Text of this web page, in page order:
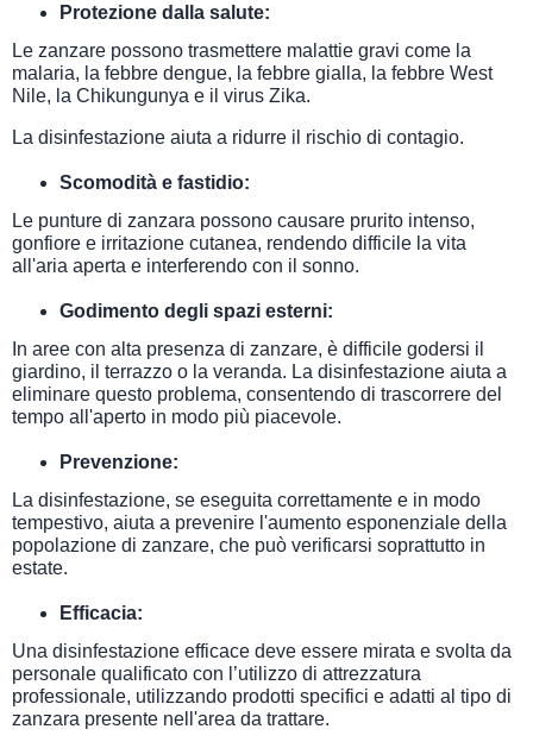
Protezione dalla salute:
Le zanzare possono trasmettere malattie gravi come la
malaria, la febbre dengue, la febbre gialla, la febbre West
Nile, la Chikungunya e il virus Zika.
La disinfestazione aiuta a ridurre il rischio di contagio.
Scomodità e fastidio:
Le punture di zanzara possono causare prurito intenso,
gonfiore e irritazione cutanea, rendendo difficile la vita
all'aria aperta e interferendo con il sonno.
Godimento degli spazi esterni:
In aree con alta presenza di zanzare, è difficile godersi il
giardino, il terrazzo o la veranda. La disinfestazione aiuta a
eliminare questo problema, consentendo di trascorrere del
tempo all'aperto in modo più piacevole.
Prevenzione:
La disinfestazione, se eseguita correttamente e in modo
tempestivo, aiuta a prevenire l'aumento esponenziale della
popolazione di zanzare, che può verificarsi soprattutto in
estate.
Efficacia:
Una disinfestazione efficace deve essere mirata e svolta da
personale qualificato con l’utilizzo di attrezzatura
professionale, utilizzando prodotti specifici e adatti al tipo di
zanzara presente nell'area da trattare.